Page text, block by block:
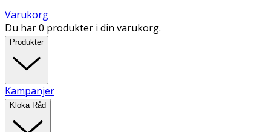
Varukorg
Du har 0 produkter i din varukorg.
Produkter
Kampanjer
Kloka Råd